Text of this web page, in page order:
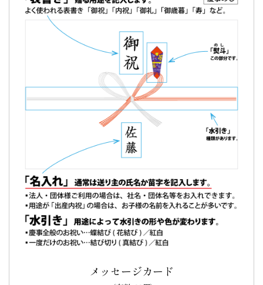
ったです。そして、とても美味しかったです。ありがとうご
ざいました。（購入者様）
ご購入頂いた商品：
卒寿祝いの名入れ・メッセージ入りどら
焼き「もじどら」（5個入り）
祖母の100歳のお祝いに…特別感があり大変喜ばれ
祖母の100歳のお祝い
にしたので特別感があり大変喜ばれました。良い記念になっ
たようです。
どら焼きの写真を送ってもらいましたがとても良かったで
す。（購入者様）
ご購入頂いた商品：100歳祝いの名入れ・メッセージ入りど
メッセージカード